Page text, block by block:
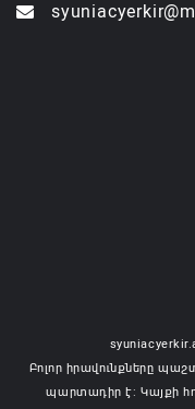
Բոլոր իրավունքները
պարտադիր է: Կայքի